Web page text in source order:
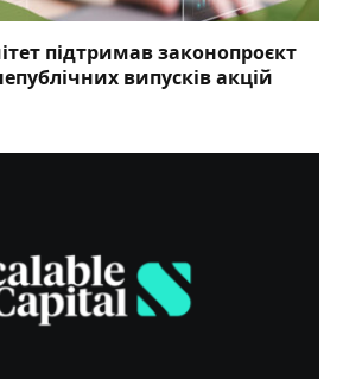
підтримав законопроєкт
випусків акцій